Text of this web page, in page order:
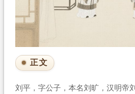
正文
刘平，字公子，本名刘旷，汉明帝